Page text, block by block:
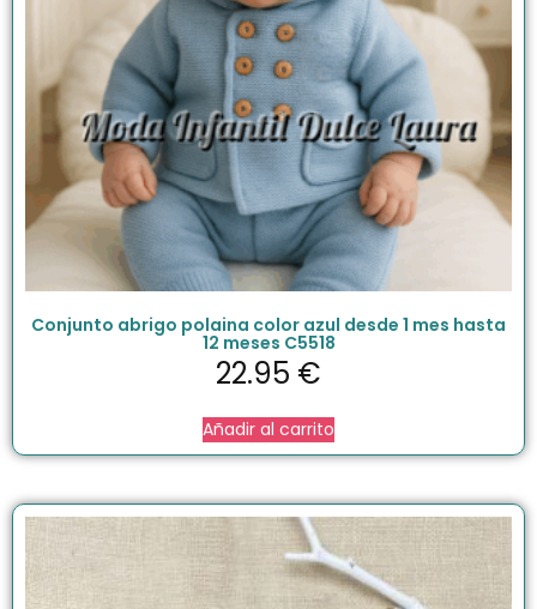
Conjunto abrigo polaina color azul desde 1 mes hasta
12 meses C5518
22.95 €
Añadir al carrito